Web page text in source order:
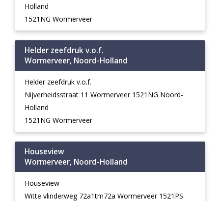
Holland
1521NG Wormerveer
Helder zeefdruk v.o.f.
Wormerveer, Noord-Holland
Helder zeefdruk v.o.f.
Nijverheidsstraat 11 Wormerveer 1521NG Noord-
Holland
1521NG Wormerveer
Houseview
Wormerveer, Noord-Holland
Houseview
Witte vlinderweg 72a1tm72a Wormerveer 1521PS